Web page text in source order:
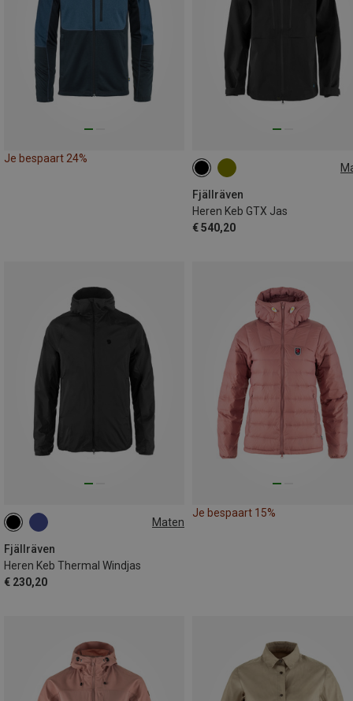
Je bespaart 24%
Fjällräven
Heren Keb GTX Jas
€ 540,20
S M
Maten
Fjällräven
Heren Keb Thermal Windjas
€ 230,20
S M
Je bespaart 15%